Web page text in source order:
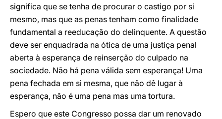
significa que se tenha de procurar o castigo por si
mesmo, mas que as penas tenham como finalidade
fundamental a reeducação do delinquente. A questão
deve ser enquadrada na ótica de uma justiça penal
aberta à esperança de reinserção do culpado na
sociedade. Não há pena válida sem esperança! Uma
pena fechada em si mesma, que não dê lugar à
esperança, não é uma pena mas uma tortura.
Espero que este Congresso possa dar um renovado